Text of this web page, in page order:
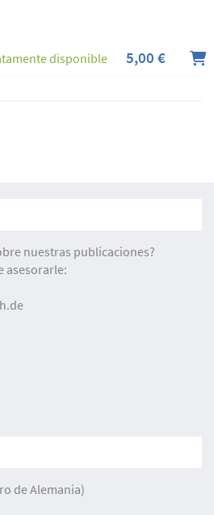
disponible 5,00 €
nuestras publicaciones?
asesorarle:
de Alemania)